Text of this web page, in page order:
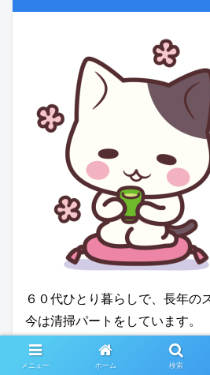
６０代ひとり暮らしで、長年の
今は清掃パートをしています。
長年別居していた夫は、R６年
メニュー ホーム 検索